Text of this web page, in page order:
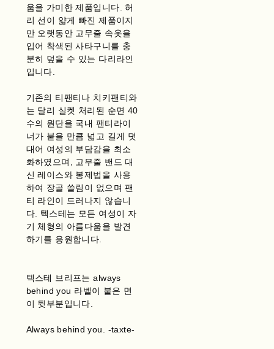
움을 가미한 제품입니다. 허
리 선이 얇게 빠진 제품이지
만 오랫동안 고무줄 속옷을
입어 착색된 사타구니를 충
분히 덮을 수 있는 다리라인
입니다.
기존의 티팬티나 치키팬티와
는 달리 실켓 처리된 순면 40
수의 원단을 국내 팬티라이
너가 붙을 만큼 넓고 길게 덧
대어 여성의 부담감을 최소
화하였으며, 고무줄 밴드 대
신 레이스와 봉제법을 사용
하여 장골 쓸림이 없으며 팬
티 라인이 드러나지 않습니
다. 텍스테는 모든 여성이 자
기 체형의 아름다움을 발견
하기를 응원합니다.
텍스테 브리프는 always
behind you 라벨이 붙은 면
이 뒷부분입니다.
Always behind you. -taxte-